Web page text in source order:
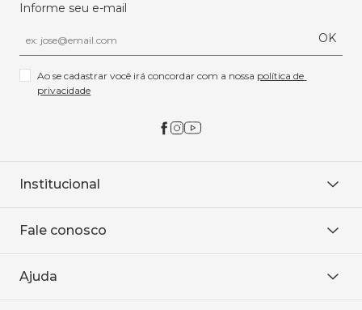
Informe seu e-mail
OK
Ao se cadastrar você irá concordar com a nossa política de
privacidade
Institucional
Onde encontrar
Baixe o APP
Fale conosco
WhatsApp
Ajuda